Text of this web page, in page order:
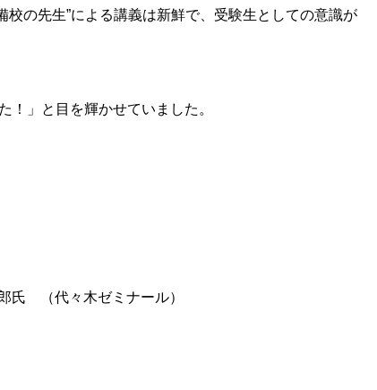
の先生”による講義は新鮮で、受験生としての意識が
！」と目を輝かせていました。
（代々木ゼミナール）